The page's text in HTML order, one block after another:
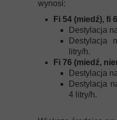
wynosi:
Fi 54 (miedź), fi
Destylacja
Destylacja
litry/h.
Fi 76 (miedź,
Destylacja
Destylacja
4 litry/h.